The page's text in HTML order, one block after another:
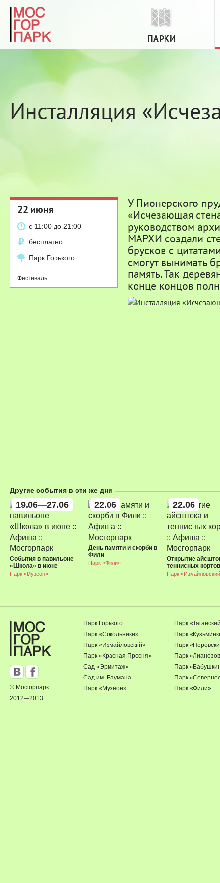
ПАРКИ
Инсталляция
22 июня
с 11:00 до 21:00
бесплатно
Парк Горького
Фестиваль
У Пионерского
«Исчезающая
руководством
МАРХИ создали
брусков с
смогут вынимать
память. Так
конце концов
Другие события в эти же дни
19.06—27.06
События в павильоне
«Школа» в июне
Парк «Музеон»
22.06
День памяти и скорби в
Фили
Парк «Фили»
22.06
Открытие
теннисных кортов
Парк
© Мосгорпарк
2012—2013
Парк Горького
Парк «Сокольники»
Парк «Измайловский»
Парк «Красная Пресня»
Сад «Эрмитаж»
Сад им. Баумана
Парк «Музеон»
Парк
Парк
Парк
Парк
Парк
Парк
Парк «Фили»